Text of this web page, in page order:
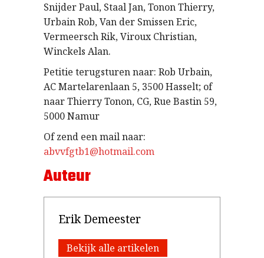
Snijder Paul, Staal Jan, Tonon Thierry,
Urbain Rob, Van der Smissen Eric,
Vermeersch Rik, Viroux Christian,
Winckels Alan.
Petitie terugsturen naar: Rob Urbain,
AC Martelarenlaan 5, 3500 Hasselt; of
naar Thierry Tonon, CG, Rue Bastin 59,
5000 Namur
Of zend een mail naar:
abvvfgtb1@hotmail.com
Auteur
Erik Demeester
Bekijk alle artikelen